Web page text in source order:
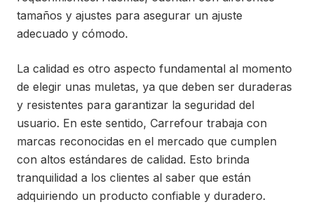
tamaños y ajustes para asegurar un ajuste
adecuado y cómodo.
La calidad es otro aspecto fundamental al momento
de elegir unas muletas, ya que deben ser duraderas
y resistentes para garantizar la seguridad del
usuario. En este sentido, Carrefour trabaja con
marcas reconocidas en el mercado que cumplen
con altos estándares de calidad. Esto brinda
tranquilidad a los clientes al saber que están
adquiriendo un producto confiable y duradero.